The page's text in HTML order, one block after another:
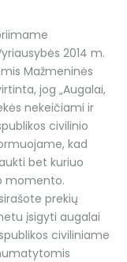
2014 m.
Mažmeninės
jog „Augalai,
nekeičiami ir
civilinio
kad
bet kuriuo
momento.
prekių
įsigyti augalai
civiliniame